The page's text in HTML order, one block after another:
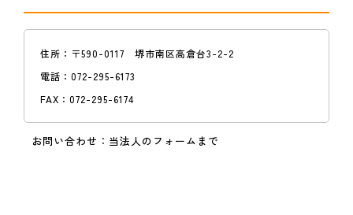
住所： 〒590-0117 堺市南区高倉台3-2-2
電話： 072-295-6173
FAX： 072-295-6174
お問い合わせ： 当法人のフォームまで